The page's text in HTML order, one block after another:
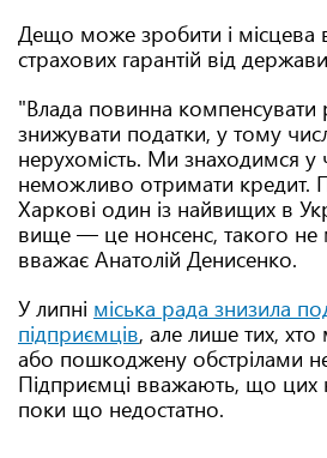
Дещо може зробити і місцева
страхових гарантій від
"Влада повинна
знижувати податки, у тому
нерухомість. Ми знаходимся у
неможливо отримати кредит.
Харкові один із найвищих в
вище — це нонсенс, такого
вважає Анатолій Денисенко.
У липні міська рада знизила
підприємців, але лише тих,
або пошкоджену обстрілами
Підприємці вважають, що цих
поки що недостатно.